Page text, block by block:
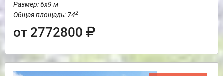
Размер: 6х9 м
Общая площадь: 742
от 2772800